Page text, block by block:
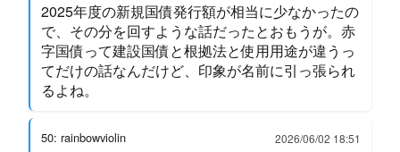
2025年度の新規国債発行額が相当に少なかったの
で、その分を回すような話だったとおもうが。赤
字国債って建設国債と根拠法と使用用途が違うっ
てだけの話なんだけど、印象が名前に引っ張られ
るよね。
50: rainbowviolin 2026/06/02 18:51